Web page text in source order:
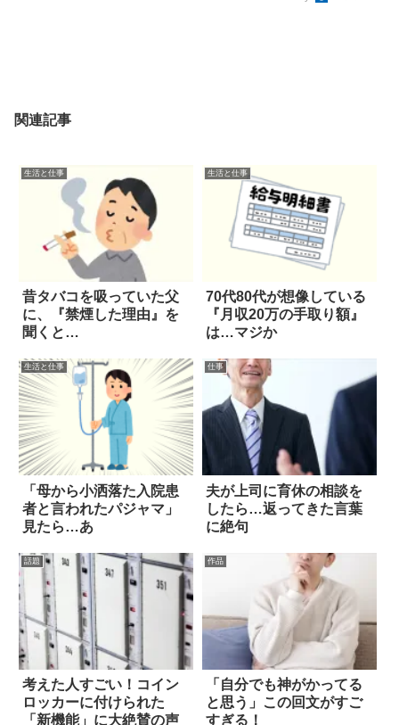
関連記事
生活と仕事
昔タバコを吸っていた父
に、『禁煙した理由』を
聞くと…
生活と仕事
70代80代が想像している
『月収20万の手取り額』
は…マジか
生活と仕事
「母から小洒落た入院患
者と言われたパジャマ」
見たら…あ
仕事
夫が上司に育休の相談を
したら…返ってきた言葉
に絶句
話題
考えた人すごい！コイン
ロッカーに付けられた
「新機能」に大絶賛の声
作品
「自分でも神がかってる
と思う」この回文がすご
すぎる！